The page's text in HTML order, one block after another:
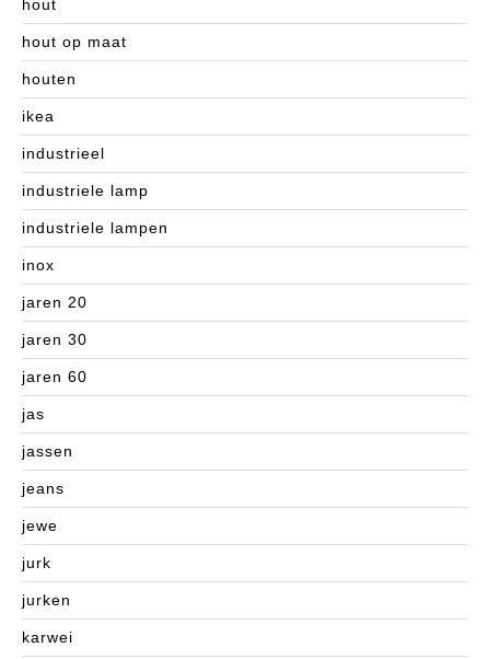
hout
hout op maat
houten
ikea
industrieel
industriele lamp
industriele lampen
inox
jaren 20
jaren 30
jaren 60
jas
jassen
jeans
jewe
jurk
jurken
karwei